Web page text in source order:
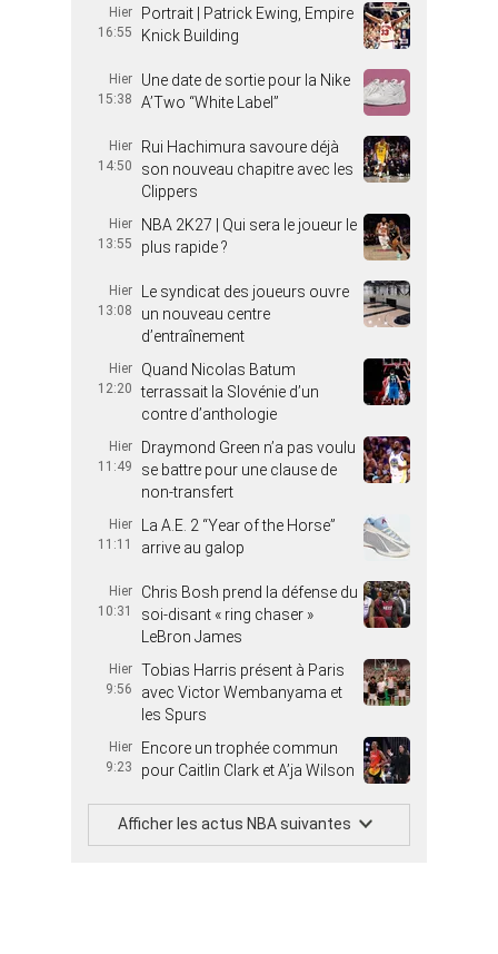
Hier
16:55
Portrait | Patrick Ewing, Empire
Knick Building
Hier
15:38
Une date de sortie pour la Nike
A’Two “White Label”
Hier
14:50
Rui Hachimura savoure déjà
son nouveau chapitre avec les
Clippers
Hier
13:55
NBA 2K27 | Qui sera le joueur le
plus rapide ?
Hier
13:08
Le syndicat des joueurs ouvre
un nouveau centre
d’entraînement
Hier
12:20
Quand Nicolas Batum
terrassait la Slovénie d’un
contre d’anthologie
Hier
11:49
Draymond Green n’a pas voulu
se battre pour une clause de
non-transfert
Hier
11:11
La A.E. 2 “Year of the Horse”
arrive au galop
Hier
10:31
Chris Bosh prend la défense du
soi-disant « ring chaser »
LeBron James
Hier
9:56
Tobias Harris présent à Paris
avec Victor Wembanyama et
les Spurs
Hier
9:23
Encore un trophée commun
pour Caitlin Clark et A’ja Wilson
Afficher les actus NBA suivantes